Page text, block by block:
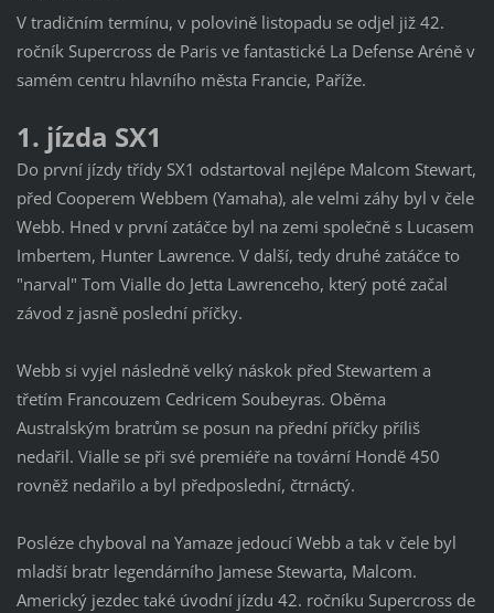
V tradičním termínu, v polovině listopadu se odjel již 42.
ročník Supercross de Paris ve fantastické La Defense Aréně v
samém centru hlavního města Francie, Paříže.
1. jízda SX1
Do první jízdy třídy SX1 odstartoval nejlépe Malcom Stewart,
před Cooperem Webbem (Yamaha), ale velmi záhy byl v čele
Webb. Hned v první zatáčce byl na zemi společně s Lucasem
Imbertem, Hunter Lawrence. V další, tedy druhé zatáčce to
"narval" Tom Vialle do Jetta Lawrenceho, který poté začal
závod z jasně poslední příčky.
Webb si vyjel následně velký náskok před Stewartem a
třetím Francouzem Cedricem Soubeyras. Oběma
Australským bratrům se posun na přední příčky příliš
nedařil. Vialle se při své premiéře na tovární Hondě 450
rovněž nedařilo a byl předposlední, čtrnáctý.
Posléze chyboval na Yamaze jedoucí Webb a tak v čele byl
mladší bratr legendárního Jamese Stewarta, Malcom.
Americký jezdec také úvodní jízdu 42. ročníku Supercross de